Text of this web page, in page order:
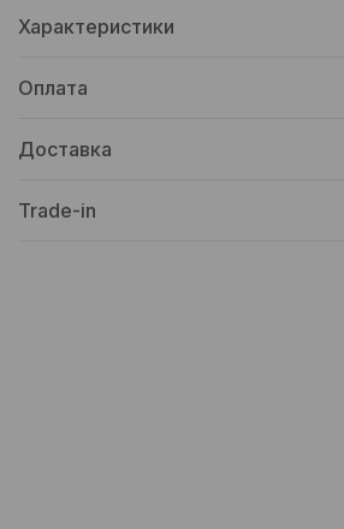
Характеристики
Оплата
Доставка
Trade-in